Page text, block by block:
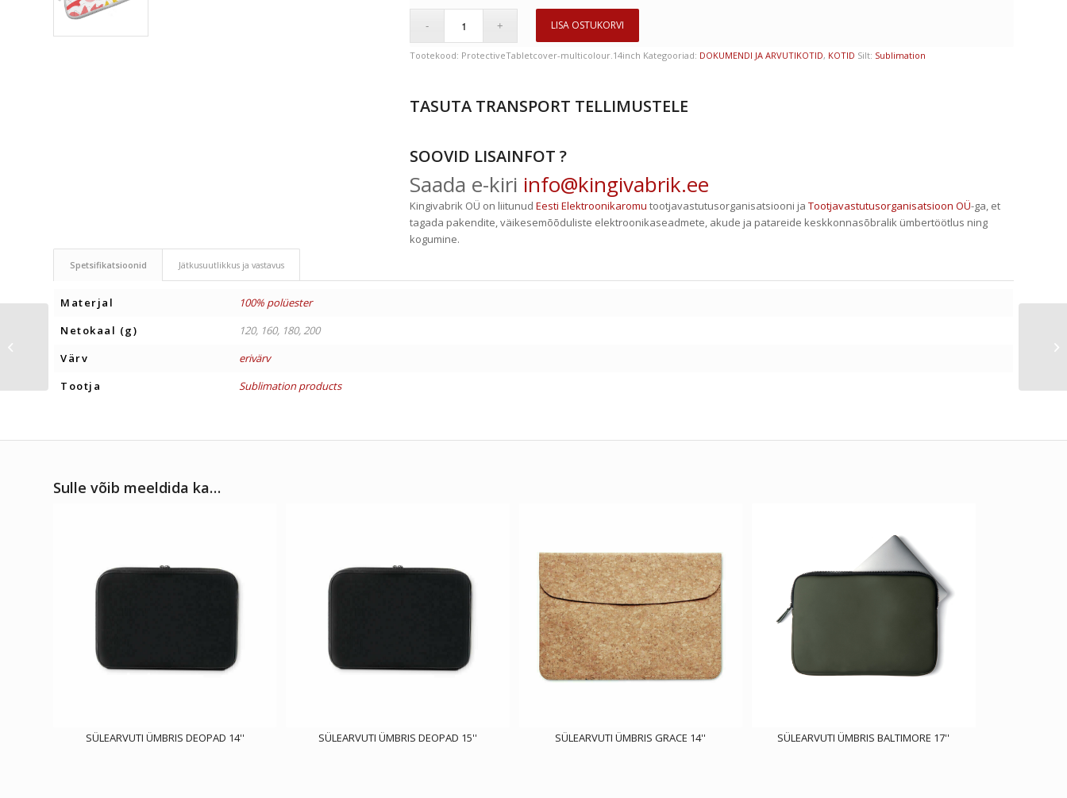
LISA OSTUKORVI
Tootekood: ProtectiveTabletcover-multicolour.14inch Kategooriad: DOKUMENDI JA ARVUTIKOTID, KOTID Silt: Sublimation
TASUTA TRANSPORT TELLIMUSTELE
SOOVID LISAINFOT ?
Saada e-kiri info@kingivabrik.ee
Kingivabrik OÜ on liitunudEesti Elektroonikaromu tootjavastutusorganisatsiooni jaTootjavastutusorganisatsioon OÜ-ga, et
tagada pakendite, väikesemõõduliste elektroonikaseadmete, akude ja patareide keskkonnasõbralik ümbertöötlus ning
kogumine.
Spetsifikatsioonid Jätkusuutlikkus ja vastavus
Materjal
100% polüester
Netokaal (g)
120, 160, 180, 200
Värv
erivärv
Tootja
Sublimation products
Sulle võib meeldida ka…
SÜLEARVUTI ÜMBRIS DEOPAD 14'' SÜLEARVUTI ÜMBRIS DEOPAD 15'' SÜLEARVUTI ÜMBRIS GRACE 14'' SÜLEARVUTI ÜMBRIS BALTIMORE 17''
TERMOS CARTRIDGE
750 ml